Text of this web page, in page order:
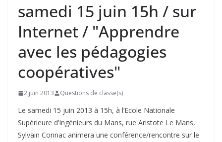
samedi 15 juin 15h / sur
Internet / "Apprendre
avec les pédagogies
coopératives"
2 juin 2013 Questions de classe(s)
Le samedi 15 juin 2013 à 15h, à l’Ecole Nationale
Supérieure d’Ingénieurs du Mans, rue Aristote Le Mans,
Sylvain Connac animera une conférence/rencontre sur le